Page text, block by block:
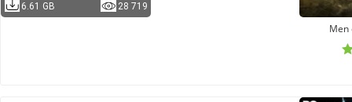
6.61 GB 28 719
Men